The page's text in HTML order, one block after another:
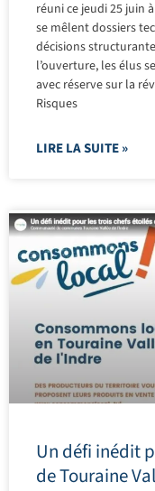
réuni ce jeudi 25 juin
se mêlent dossiers
décisions
l’ouverture, les élus
avec réserve sur la
Risques
LIRE LA SUITE »
Un défi inédit
de Touraine